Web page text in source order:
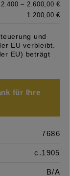
2.400 – 2.600,00 €
1.200,00 €
und
EU verbleibt.
EU) beträgt
für Ihre
7686
c.1905
B/A